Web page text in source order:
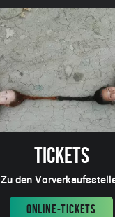
Tickets
Zu den
ONLINE-TICKETS